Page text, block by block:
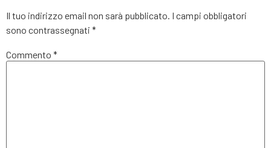
Il tuo indirizzo email non sarà pubblicato. I campi obbligatori
sono contrassegnati *
Commento *